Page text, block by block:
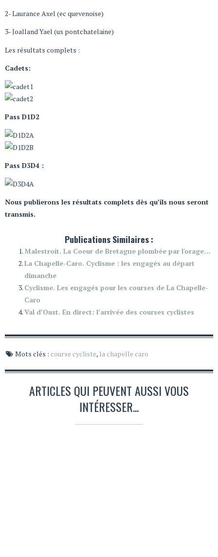
2- Laurance Axel (ec quevenoise)
3- Joalland Yael (us pontchatelaine)
Les résultats complets :
Cadets:
Pass D1D2
Pass D3D4 :
Nous publierons les résultats complets dès qu’ils nous seront
transmis.
Publications Similaires :
Malestroit. La Coeur de Bretagne plombée par l'orage…
La Chapelle-Caro. Cyclisme : les engagés au départ
dimanche
Cyclisme. Les engagés pour les courses de La Chapelle-
Caro
Val d’Oust. En direct: l’arrivée des courses cyclistes
Mots clés : course cycliste, la chapelle caro
ARTICLES QUI PEUVENT AUSSI VOUS
INTÉRESSER...